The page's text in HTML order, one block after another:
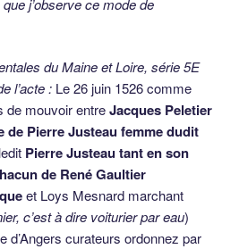
du Maine et Loire, série 5E
l’acte : Le 26 juin 1526 comme
de mouvoir entreJacques Peletier
de Pierre Justeau femme dudit
Pierre Justeau tant en son
de René Gaultier
et Loys Mesnard marchant
c’est à dire voiturier par eau)
d’Angers curateurs ordonnez par